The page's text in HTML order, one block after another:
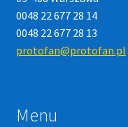
0048 22 677 28 14
0048 22 677 28 13
protofan@protofan.pl
Menu